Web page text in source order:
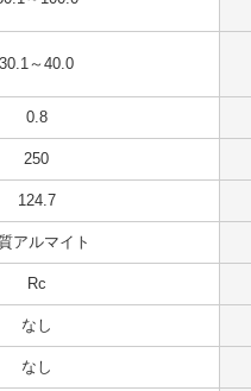
30.1～40.0
0.8
250
124.7
アルマイト
Rc
なし
なし